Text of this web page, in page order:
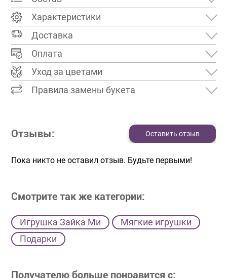
Характеристики
Доставка
Оплата
Уход за цветами
Правила замены букета
Отзывы: Оставить отзыв
Пока никто не оставил отзыв. Будьте первыми!
Смотрите так же категории:
Игрушка Зайка Ми
Мягкие игрушки
Подарки
Получателю больше понравится с: